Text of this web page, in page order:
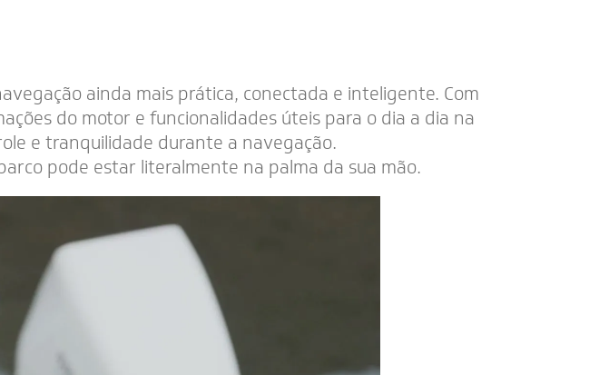
ainda mais prática, conectada e inteligente. Com
do motor e funcionalidades úteis para o dia a dia na
e tranquilidade durante a navegação.
pode estar literalmente na palma da sua mão.